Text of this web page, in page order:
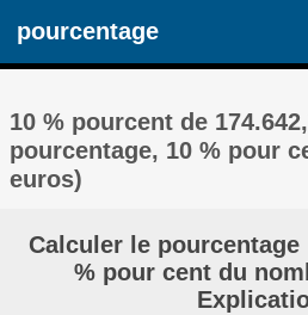
pourcentage
10 % pourcent de
pourcentage, 10 % pour
euros)
Calculer le
% pour cent du